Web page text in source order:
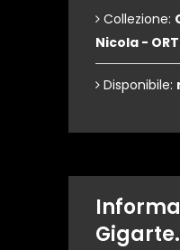
Collezione:
Nicola -
Disponibile: